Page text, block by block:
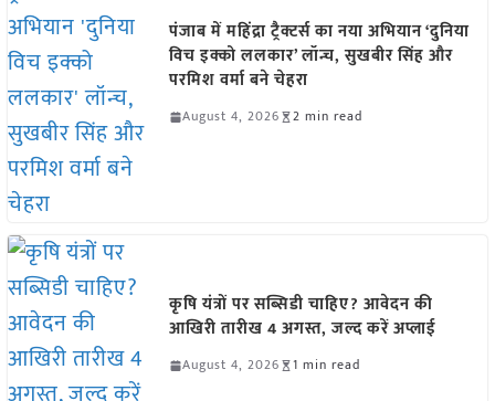
पंजाब में महिंद्रा ट्रैक्टर्स का नया अभियान ‘दुनिया
विच इक्को ललकार’ लॉन्च, सुखबीर सिंह और
परमिश वर्मा बने चेहरा
August 4, 2026 2 min read
कृषि यंत्रों पर सब्सिडी चाहिए? आवेदन की
आखिरी तारीख 4 अगस्त, जल्द करें अप्लाई
August 4, 2026 1 min read